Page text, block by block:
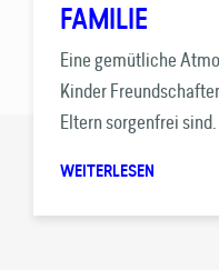
FAMILIE
Eine gemütliche
Kinder
Eltern sorgenfrei sind.
WEITERLESEN